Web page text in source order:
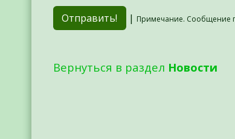
| Примечание. Сообщение
Вернуться в раздел Новости